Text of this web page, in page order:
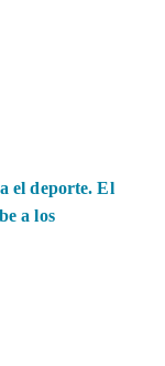
el deporte. El
a los